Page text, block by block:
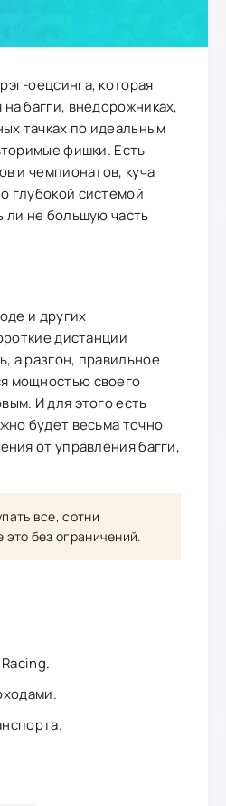
оецсинга, которая
багги, внедорожниках,
тачках по идеальным
фишки. Есть
и чемпионатов, куча
глубокой системой
ли не большую часть
и других
дистанции
а разгон, правильное
мощностью своего
И для этого есть
будет весьма точно
от управления багги,
все, сотни
без ограничений.